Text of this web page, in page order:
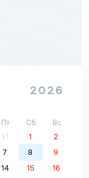
2026
Пт Сб
Вс
31 1
2
7 8
9
14 15
16